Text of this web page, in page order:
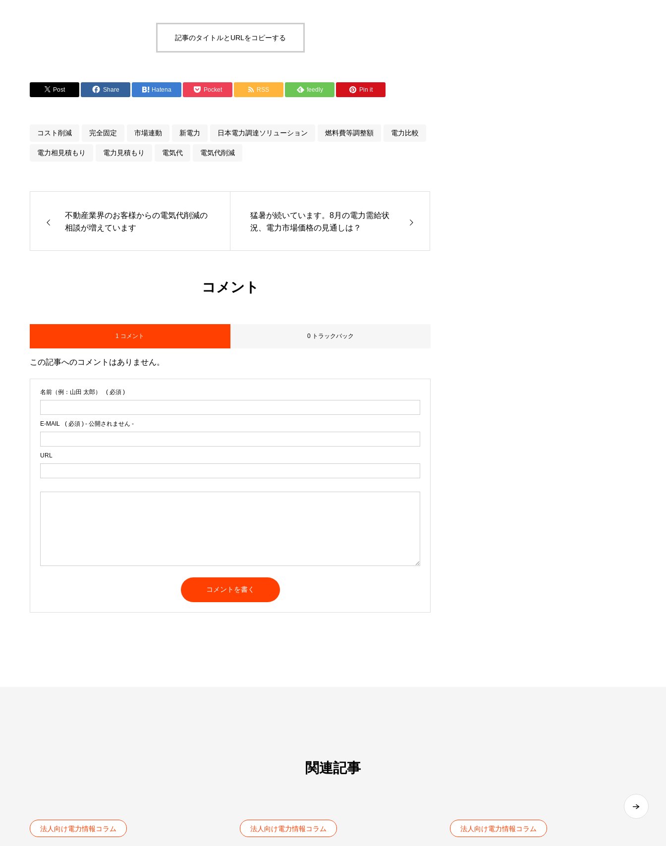
記事のタイトルとURLをコピーする
Post Share Hatena Pocket RSS feedly Pin it
コスト削減 完全固定 市場連動 新電力 日本電力調達ソリューション 燃料費等調整額 電力比較
電力相見積もり 電力見積もり 電気代 電気代削減
不動産業界のお客様からの電気代削減の
相談が増えています
猛暑が続いています。8月の電力需給状
況、電力市場価格の見通しは？
コメント
1 コメント 0 トラックバック
この記事へのコメントはありません。
名前（例：山田 太郎） ( 必須 )
E-MAIL ( 必須 ) - 公開されません -
URL
関連記事
法人向け電力情報コラム 法人向け電力情報コラム 法人向け電力情報コラム